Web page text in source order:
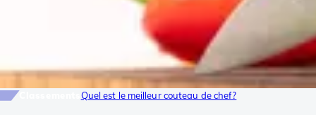
Quel est le meilleur couteau de chef?